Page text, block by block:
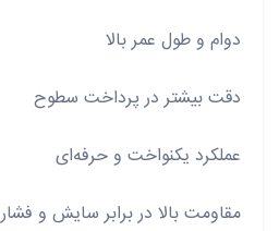
دوام و طول عمر بالا
دقت بیشتر در پرداخت سطوح
عملکرد یکنواخت و حرفه‌ای
مقاومت بالا در برابر سایش و فشار